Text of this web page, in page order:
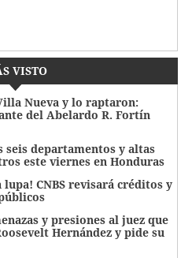
VISTO
Nueva y lo raptaron:
del Abelardo R. Fortín
seis departamentos y altas
este viernes en Honduras
lupa! CNBS revisará créditos y
y presiones al juez que
Hernández y pide su